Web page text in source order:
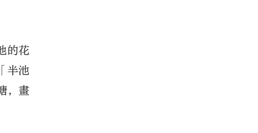
的花
半池
，畫